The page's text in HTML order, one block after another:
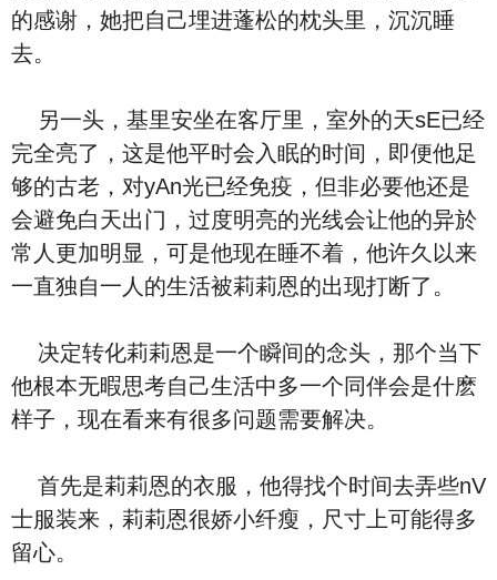
的感谢，她把自己埋进蓬松的枕头里，沉沉睡
去。
另一头，基里安坐在客厅里，室外的天sE已经
完全亮了，这是他平时会入眠的时间，即便他足
够的古老，对yAn光已经免疫，但非必要他还是
会避免白天出门，过度明亮的光线会让他的异於
常人更加明显，可是他现在睡不着，他许久以来
一直独自一人的生活被莉莉恩的出现打断了。
决定转化莉莉恩是一个瞬间的念头，那个当下
他根本无暇思考自己生活中多一个同伴会是什麽
样子，现在看来有很多问题需要解决。
首先是莉莉恩的衣服，他得找个时间去弄些nV
士服装来，莉莉恩很娇小纤瘦，尺寸上可能得多
留心。